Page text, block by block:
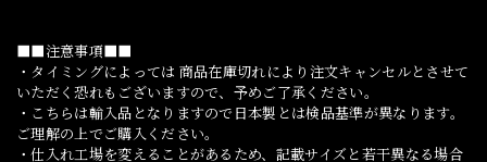
■■注意事項■■
・タイミングによっては 商品在庫切れにより注文キャンセルとさせて
いただく恐れもございますので、予めご了承ください。
・こちらは輸入品となりますので日本製とは検品基準が異なります。
ご理解の上でご購入ください。
・仕入れ工場を変えることがあるため、記載サイズと若干異なる場合